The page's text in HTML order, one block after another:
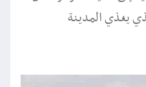
يغذي المدينة